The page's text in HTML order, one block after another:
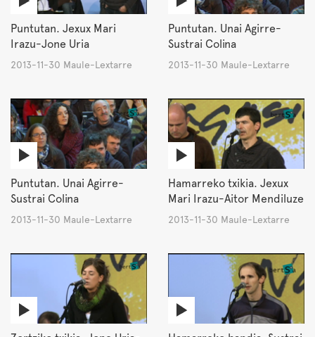
Puntutan. Jexux Mari
Irazu-Jone Uria
2013-11-30 Maule-Lextarre
Puntutan. Unai Agirre-
Sustrai Colina
2013-11-30 Maule-Lextarre
Puntutan. Unai Agirre-
Sustrai Colina
2013-11-30 Maule-Lextarre
Hamarreko txikia. Jexux
Mari Irazu-Aitor Mendiluze
2013-11-30 Maule-Lextarre